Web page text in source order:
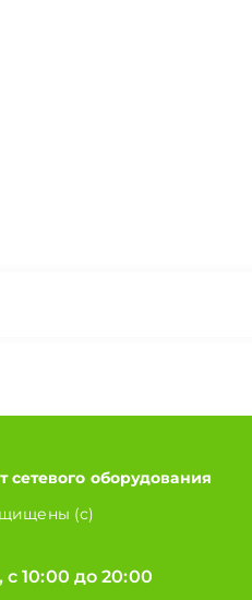
сетевого оборудования
(с)
10:00 до 20:00